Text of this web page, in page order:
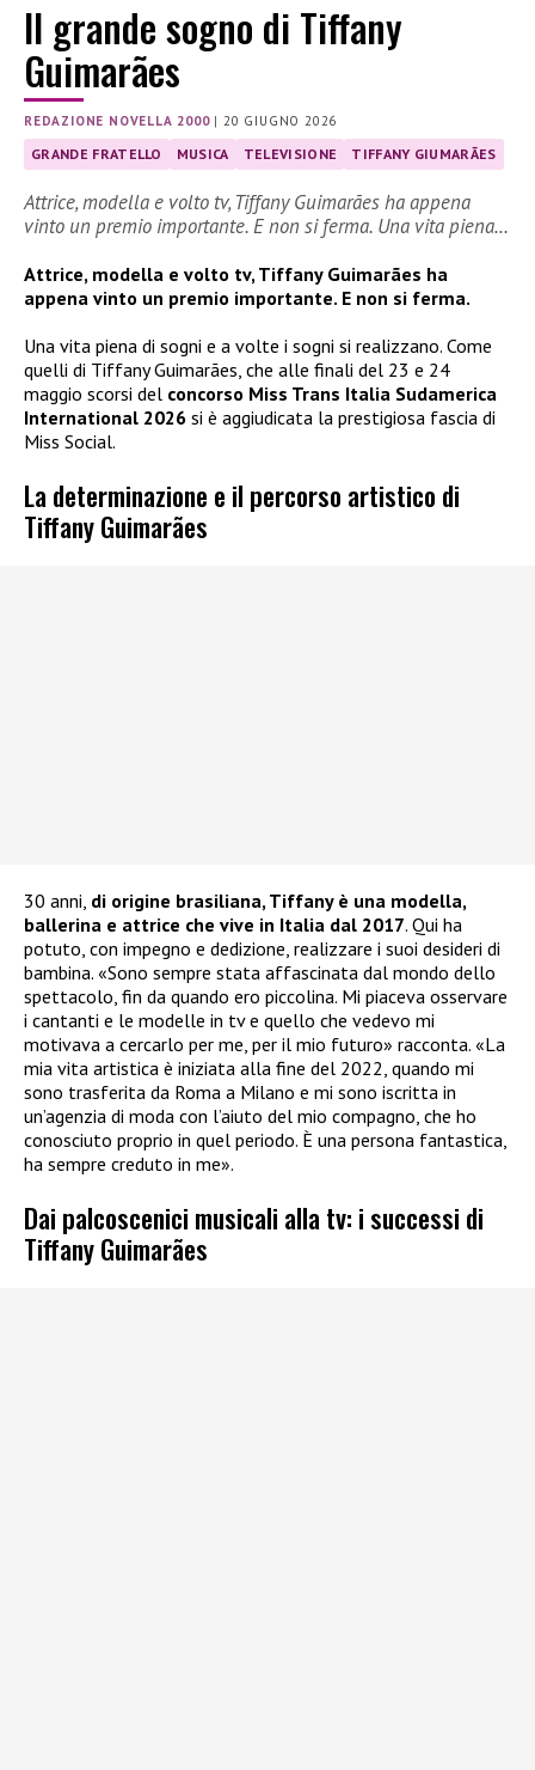
Il grande sogno di Tiffany
Guimarães
REDAZIONE NOVELLA 2000|20 GIUGNO 2026
GRANDE FRATELLO MUSICA TELEVISIONE TIFFANY GIUMARÃES
Attrice, modella e volto tv, Tiffany Guimarães ha appena
vinto un premio importante. E non si ferma. Una vita piena…
Attrice, modella e volto tv, Tiffany Guimarães ha
appena vinto un premio importante. E non si ferma.
Una vita piena di sogni e a volte i sogni si realizzano. Come
quelli di Tiffany Guimarães, che alle finali del 23 e 24
maggio scorsi del concorso Miss Trans Italia Sudamerica
International 2026 si è aggiudicata la prestigiosa fascia di
Miss Social.
La determinazione e il percorso artistico di
Tiffany Guimarães
30 anni, di origine brasiliana, Tiffany è una modella,
ballerina e attrice che vive in Italia dal 2017. Qui ha
potuto, con impegno e dedizione, realizzare i suoi desideri di
bambina. «Sono sempre stata affascinata dal mondo dello
spettacolo, fin da quando ero piccolina. Mi piaceva osservare
i cantanti e le modelle in tv e quello che vedevo mi
motivava a cercarlo per me, per il mio futuro» racconta. «La
mia vita artistica è iniziata alla fine del 2022, quando mi
sono trasferita da Roma a Milano e mi sono iscritta in
un’agenzia di moda con l’aiuto del mio compagno, che ho
conosciuto proprio in quel periodo. È una persona fantastica,
ha sempre creduto in me».
Dai palcoscenici musicali alla tv: i successi di
Tiffany Guimarães